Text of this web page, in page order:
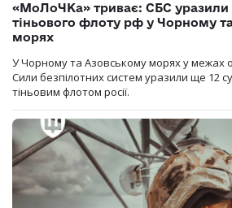
«МоЛоЧКа» триває: СБС уразили
тіньового флоту рф у Чорному
морях
У Чорному та Азовському морях у межах
Сили безпілотних систем уразили ще 12
тіньовим флотом росії.